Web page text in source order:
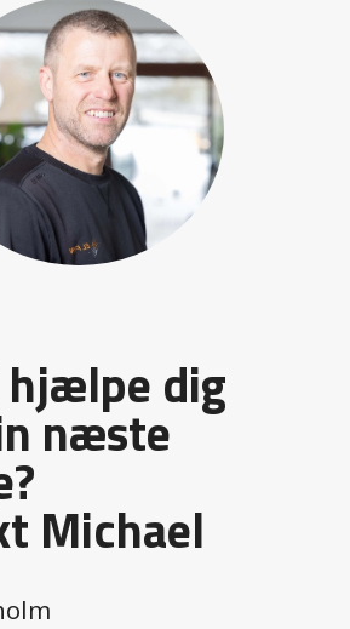
nye opgaver.
til at være på forkant med el-
og samarbejdet på byggepladsen
på byggepladsen bidrager med en
opgaven og er faglig dygtige og kan
udførelse tages meget seriøst
rigtig meget, at der ikke kun tænkes i
en masse hovsaer, som
nogle gange er kendt for.
hjælpe dig
næste
Michael